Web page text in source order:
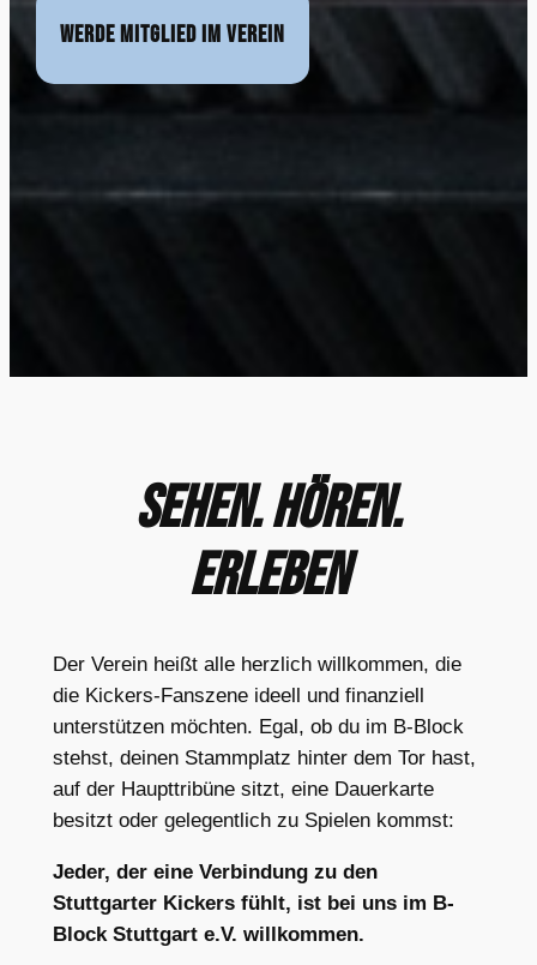
WERDE MITGLIED IM VEREIN
Sehen.Hören.
Erleben
Der Verein heißt alle herzlich willkommen, die
die Kickers-Fanszene ideell und finanziell
unterstützen möchten. Egal, ob du im B-Block
stehst, deinen Stammplatz hinter dem Tor hast,
auf der Haupttribüne sitzt, eine Dauerkarte
besitzt oder gelegentlich zu Spielen kommst:
Jeder, der eine Verbindung zu den
Stuttgarter Kickers fühlt, ist bei uns im B-
Block Stuttgart e.V. willkommen.